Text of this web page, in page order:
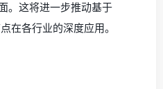
。这将进一步推动基于
在各行业的深度应用。